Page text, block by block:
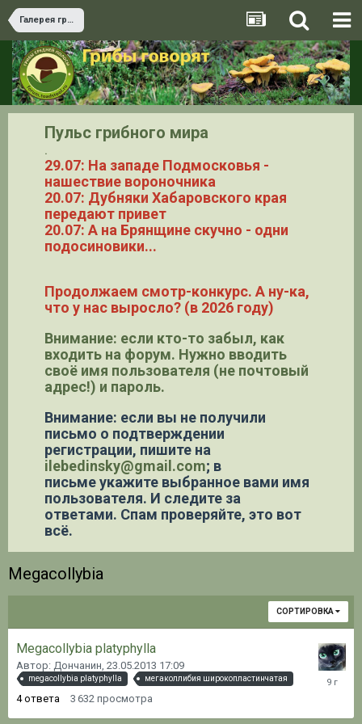
Галерея грибов
Пульс грибного мира
.
29.07: На западе Подмосковья -
нашествие вороночника
20.07: Дубняки Хабаровского края
передают привет
20.07: А на Брянщине скучно - одни
подосиновики...
Продолжаем смотр-конкурс. А ну-ка,
что у нас выросло? (в 2026 году)
Внимание: если кто-то забыл, как
входить на форум. Нужно вводить
своё имя пользователя (не почтовый
адрес!) и пароль.
Внимание: если вы не получили
письмо о подтверждении
регистрации, пишите на
ilebedinsky@gmail.com; в
письме укажите выбранное вами имя
пользователя. И следите за
ответами. Спам проверяйте, это вот
всё.
Megacollybia
СОРТИРОВКА
Megacollybia platyphylla
Автор: Дончанин, 23.05.2013 17:09
megacollybia platyphylla мегаколлибия широкопластинчатая
4 ответа 3 632 просмотра